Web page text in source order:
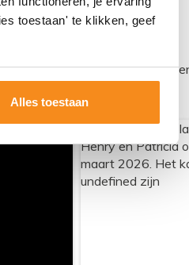
toestaan' te klikken, geef
Alles toestaan
Samen bouwen we